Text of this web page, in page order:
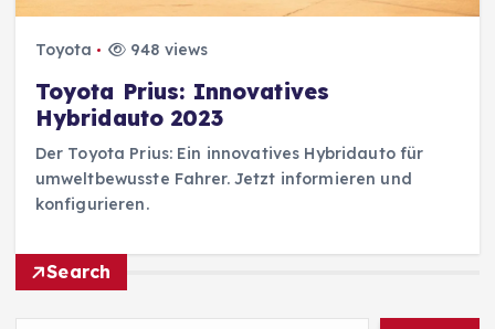
Toyota 948 views
Toyota Prius: Innovatives
Hybridauto 2023
Der Toyota Prius: Ein innovatives Hybridauto für
umweltbewusste Fahrer. Jetzt informieren und
konfigurieren.
Search